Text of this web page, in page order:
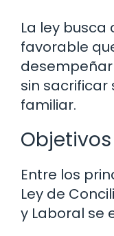
La ley
favorable
sin sacrificar
familiar.
Entre los
Ley de
y Laboral se